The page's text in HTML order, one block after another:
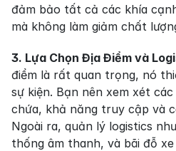
đảm bảo tất cả các khía
mà không làm giảm chất
3. Lựa Chọn Địa Điểm và
điểm là rất quan trọng, nó
sự kiện. Bạn nên xem xét
chứa, khả năng truy cập và
Ngoài ra, quản lý logistics
thống âm thanh, và bãi đỗ